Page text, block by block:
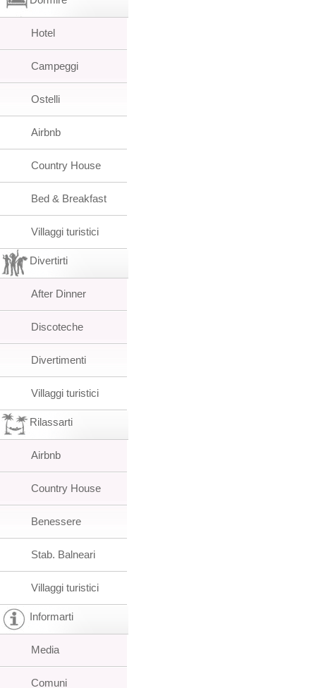
Hotel
Campeggi
Ostelli
Airbnb
Country House
Bed & Breakfast
Villaggi turistici
Divertirti
After Dinner
Discoteche
Divertimenti
Villaggi turistici
Rilassarti
Airbnb
Country House
Benessere
Stab. Balneari
Villaggi turistici
Informarti
Media
Comuni